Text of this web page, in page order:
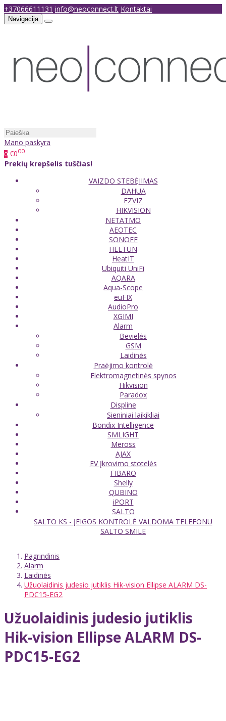
+37066611131 info@neoconnect.lt Kontaktai
Navigacija
Mano paskyra
0 €000
Prekių krepšelis tuščias!
VAIZDO STEBĖJIMAS
DAHUA
EZVIZ
HIKVISION
NETATMO
AEOTEC
SONOFF
HELTUN
HeatIT
Ubiquiti UniFi
AQARA
Aqua-Scope
euFIX
AudioPro
XGIMI
Alarm
Bevielės
GSM
Laidinės
Praėjimo kontrolė
Elektromagnetinės spynos
Hikvision
Paradox
Displine
Sieniniai laikikliai
Bondix Intelligence
SMLIGHT
Meross
AJAX
EV Įkrovimo stotelės
FIBARO
Shelly
QUBINO
iPORT
SALTO
SALTO KS - ĮEIGOS KONTROLĖ VALDOMA TELEFONU
SALTO SMILE
Pagrindinis
Alarm
Laidinės
Užuolaidinis judesio jutiklis Hik-vision Ellipse ALARM DS-
PDC15-EG2
Užuolaidinis judesio jutiklis
Hik-vision Ellipse ALARM DS-
PDC15-EG2